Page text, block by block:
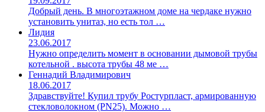
Добрый день. В многоэтажном доме на чердаке нужно
установить унитаз, но есть тол …
Лидия
23.06.2017
Нужно определить момент в основании дымовой трубы
котельной . высота трубы 48 ме …
Геннадий Владимирович
18.06.2017
Здравствуйте! Купил трубу Ростурпласт, армированную
стекловолокном (PN25). Можно …